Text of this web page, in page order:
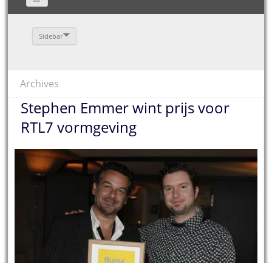
Sidebar
Archives
Stephen Emmer wint prijs voor
RTL7 vormgeving